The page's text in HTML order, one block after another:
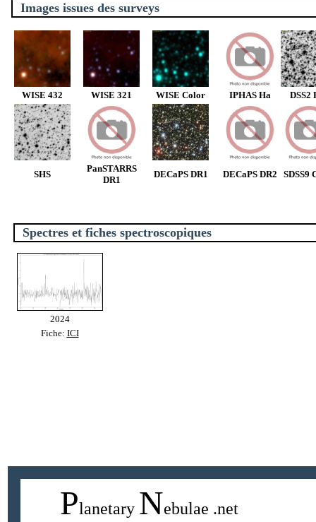
Images issues des surveys
WISE 432 WISE 321 WISE Color IPHAS Ha DSS2
SHS
PanSTARRS
DR1
DECaPS DR1 DECaPS DR2 SDSS9
Spectres et fiches spectroscopiques
2024
Fiche: ICI
Planetary Nebulae .net